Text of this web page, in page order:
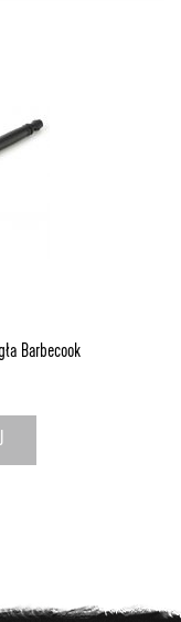
Barbecook